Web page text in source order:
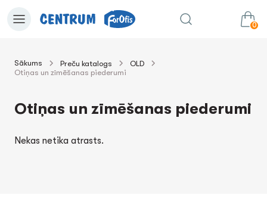
0
uz grozu
Sākums Preču katalogs
OLD
Otiņas un zīmēšanas piederumi
Otiņas un zīmēšanas piederumi
Nekas netika atrasts.